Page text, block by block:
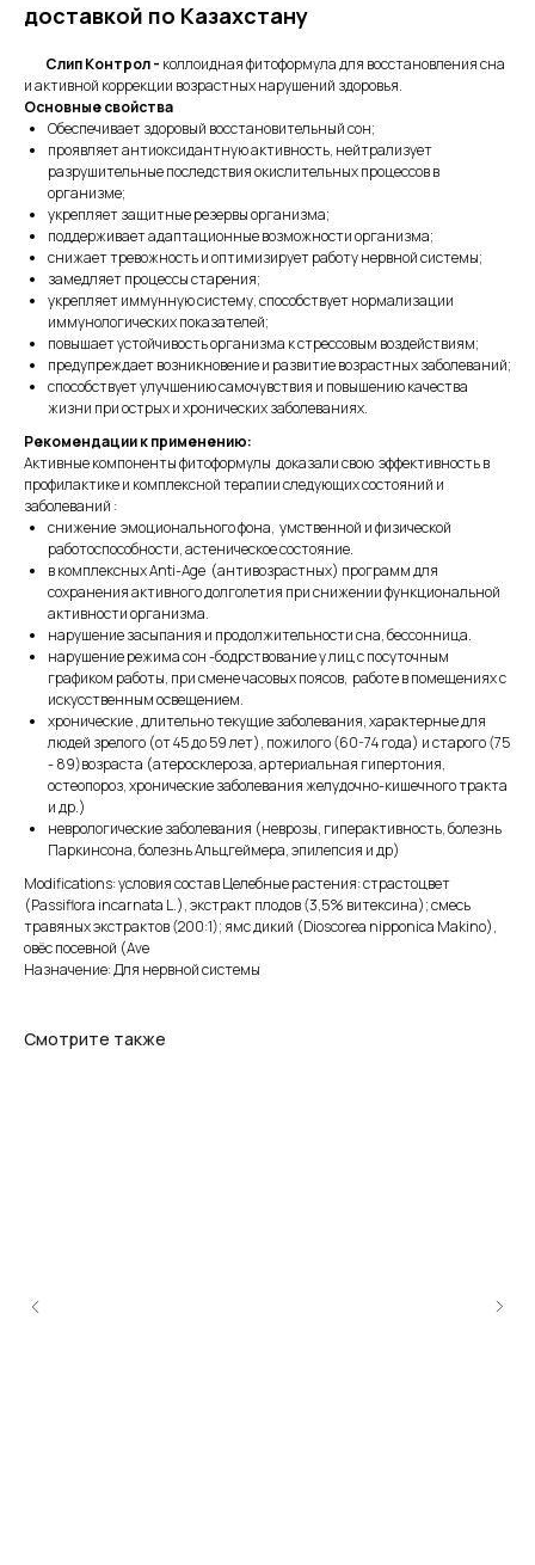
доставкой по Казахстану
Слип Контрол - коллоидная фитоформула для восстановления сна
и активной коррекции возрастных нарушений здоровья.
Основные свойства
Обеспечивает здоровый восстановительный сон;
проявляет антиоксидантную активность, нейтрализует
разрушительные последствия окислительных процессов в
организме;
укрепляет защитные резервы организма;
поддерживает адаптационные возможности организма;
снижает тревожность и оптимизирует работу нервной системы;
замедляет процессы старения;
укрепляет иммунную систему, способствует нормализации
иммунологических показателей;
повышает устойчивость организма к стрессовым воздействиям;
предупреждает возникновение и развитие возрастных заболеваний;
способствует улучшению самочувствия и повышению качества
жизни при острых и хронических заболеваниях.
Рекомендации к применению:
Активные компоненты фитоформулы доказали свою эффективность в
профилактике и комплексной терапии следующих состояний и
заболеваний :
снижение эмоционального фона, умственной и физической
работоспособности, астеническое состояние.
в комплексных Anti-Age (антивозрастных) программ для
сохранения активного долголетия при снижении функциональной
активности организма.
нарушение засыпания и продолжительности сна, бессонница.
нарушение режима сон -бодрствование у лиц с посуточным
графиком работы, при смене часовых поясов, работе в помещениях с
искусственным освещением.
хронические , длительно текущие заболевания, характерные для
людей зрелого (от 45 до 59 лет), пожилого (60-74 года) и старого (75
- 89)возраста (атеросклероза, артериальная гипертония,
остеопороз, хронические заболевания желудочно-кишечного тракта
и др.)
неврологические заболевания (неврозы, гиперактивность, болезнь
Паркинсона, болезнь Альцгеймера, эпилепсия и др)
Modifications: условия состав Целебные растения: страстоцвет
(Passiflora incarnata L.), экстракт плодов (3,5% витексина); смесь
травяных экстрактов (200:1); ямс дикий (Dioscorea nipponica Makino),
овёс посевной (Ave
Назначение: Для нервной системы
Смотрите также